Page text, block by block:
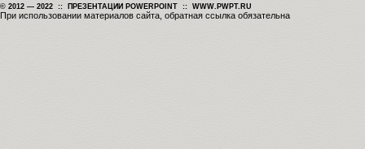
© 2012 — 2022 :: ПРЕЗЕНТАЦИИ POWERPOINT :: WWW.PWPT.RU
При использовании материалов сайта, обратная ссылка обязательна